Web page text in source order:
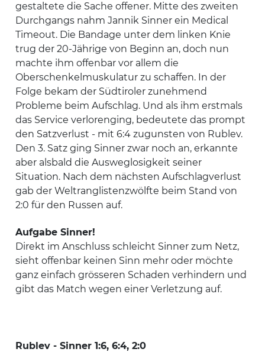
gestaltete die Sache offener. Mitte des zweiten
Durchgangs nahm Jannik Sinner ein Medical
Timeout. Die Bandage unter dem linken Knie
trug der 20-Jährige von Beginn an, doch nun
machte ihm offenbar vor allem die
Oberschenkelmuskulatur zu schaffen. In der
Folge bekam der Südtiroler zunehmend
Probleme beim Aufschlag. Und als ihm erstmals
das Service verlorenging, bedeutete das prompt
den Satzverlust - mit 6:4 zugunsten von Rublev.
Den 3. Satz ging Sinner zwar noch an, erkannte
aber alsbald die Ausweglosigkeit seiner
Situation. Nach dem nächsten Aufschlagverlust
gab der Weltranglistenzwölfte beim Stand von
2:0 für den Russen auf.
Aufgabe Sinner!
Direkt im Anschluss schleicht Sinner zum Netz,
sieht offenbar keinen Sinn mehr oder möchte
ganz einfach grösseren Schaden verhindern und
gibt das Match wegen einer Verletzung auf.
Rublev - Sinner 1:6, 6:4, 2:0